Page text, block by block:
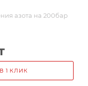
азота на 200бар
1 КЛИК